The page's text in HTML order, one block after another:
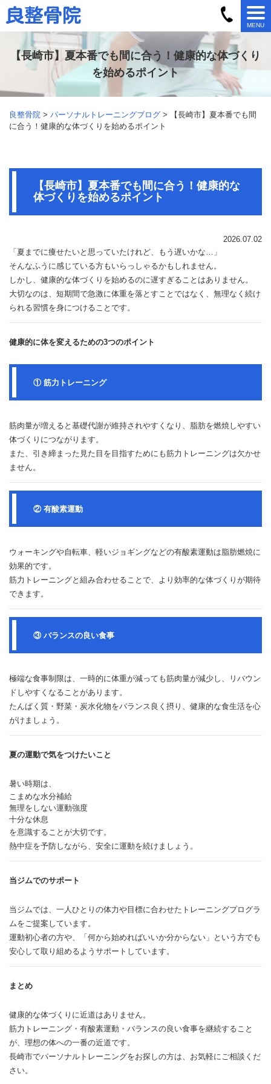
MENU
【長崎市】夏本番でも間に合う！健康的な体づくり
を始めるポイント
良整骨院 > パーソナルトレーニングブログ > 【長崎市】夏本番でも間
に合う！健康的な体づくりを始めるポイント
【長崎市】夏本番でも間に合う！健康的な
体づくりを始めるポイント
2026.07.02
「夏までに痩せたいと思っていたけれど、もう遅いかな…」
そんなふうに感じている方もいらっしゃるかもしれません。
しかし、健康的な体づくりを始めるのに遅すぎることはありません。
大切なのは、短期間で急激に体重を落とすことではなく、無理なく続け
られる習慣を身につけることです。
健康的に体を変えるための3つのポイント
① 筋力トレーニング
筋肉量が増えると基礎代謝が維持されやすくなり、脂肪を燃焼しやすい
体づくりにつながります。
また、引き締まった見た目を目指すためにも筋力トレーニングは欠かせ
ません。
② 有酸素運動
ウォーキングや自転車、軽いジョギングなどの有酸素運動は脂肪燃焼に
効果的です。
筋力トレーニングと組み合わせることで、より効率的な体づくりが期待
できます。
③ バランスの良い食事
極端な食事制限は、一時的に体重が減っても筋肉量が減少し、リバウン
ドしやすくなることがあります。
たんぱく質・野菜・炭水化物をバランス良く摂り、健康的な食生活を心
がけましょう。
夏の運動で気をつけたいこと
暑い時期は、
こまめな水分補給
無理をしない運動強度
十分な休息
を意識することが大切です。
熱中症を予防しながら、安全に運動を続けましょう。
当ジムでのサポート
当ジムでは、一人ひとりの体力や目標に合わせたトレーニングプログラ
ムをご提案しています。
運動初心者の方や、「何から始めればいいか分からない」という方でも
安心して取り組めるようサポートしています。
まとめ
健康的な体づくりに近道はありません。
筋力トレーニング・有酸素運動・バランスの良い食事を継続すること
が、理想の体への一番の近道です。
長崎市でパーソナルトレーニングをお探しの方は、お気軽にご相談くだ
さい。